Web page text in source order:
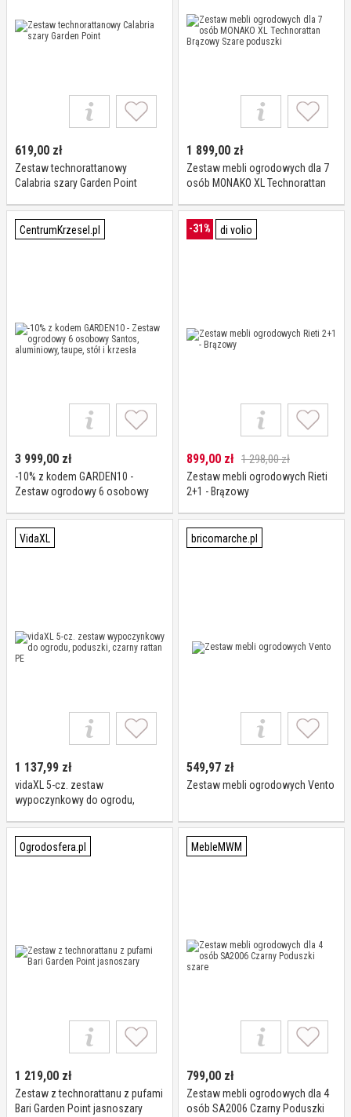
619,00 zł
Zestaw technorattanowy
Calabria szary Garden Point
1 899,00 zł
Zestaw mebli ogrodowych dla 7
osób MONAKO XL Technorattan
CentrumKrzesel.pl
3 999,00 zł
-10% z kodem GARDEN10 -
Zestaw ogrodowy 6 osobowy
krzesła
-31% di volio
899,00 zł 1 298,00 zł
Zestaw mebli ogrodowych Rieti
2+1 - Brązowy
VidaXL
1 137,99 zł
vidaXL 5-cz. zestaw
wypoczynkowy do ogrodu,
bricomarche.pl
549,97 zł
Zestaw mebli ogrodowych Vento
Ogrodosfera.pl
1 219,00 zł
Zestaw z technorattanu z pufami
Bari Garden Point jasnoszary
MebleMWM
799,00 zł
Zestaw mebli ogrodowych dla 4
osób SA2006 Czarny Poduszki